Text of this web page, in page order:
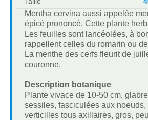
Mentha cervina aussi appelée
épicé prononcé. Cette plante
Les feuilles sont lancéolées, à
rappellent celles du romarin ou
La menthe des cerfs fleurit de
couronne.
Description botanique
Plante vivace de 10-50 cm,
sessiles, fasciculées aux
verticilles tous axillaires, gros,